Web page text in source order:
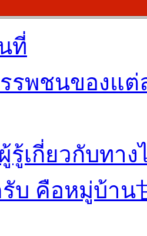
ที่
รพชนของแต่
รู้เกี่ยวกับทาง
บ คือหมู่บ้าน